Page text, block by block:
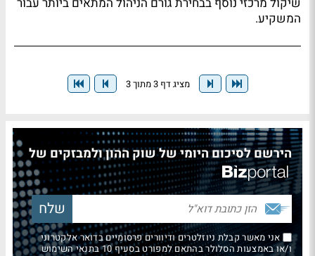
המשקיע.
מציג דף 3 מתוך 3
הירשם לסיכום היומי של שוק ההון ולמבזקים של
אני מאשר קבלת ניוזלטרים ודיוורים פרסומיים בדואר אלקטרוני
ו/או באמצעות הסלולר בהתאם למפורט בסעיף 10 בתנאי השימוש